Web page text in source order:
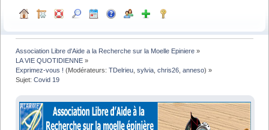
Association Libre d'Aide a la Recherche sur la Moelle Epiniere »
LA VIE QUOTIDIENNE »
Exprimez-vous ! (Modérateurs:TDelrieu ,sylvia ,chris26 ,anneso) »
Sujet:Covid 19